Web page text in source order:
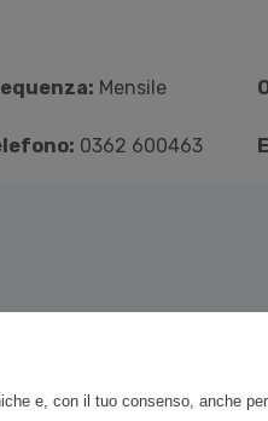
Mensile
0362 600463
e, con il tuo consenso, anche